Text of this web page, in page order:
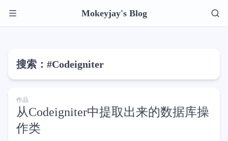
Mokeyjay's Blog
搜索：#Codeigniter
作品
从Codeigniter中提取出来的数据库操
作类